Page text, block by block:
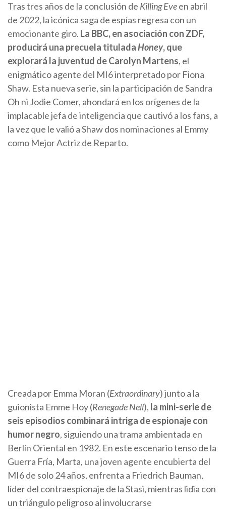
Tras tres años de la conclusión de Killing Eveen abril
de 2022, la icónica saga de espías regresa con un
emocionante giro. La BBC, en asociación con ZDF,
producirá una precuela tituladaHoney, que
explorará la juventud de Carolyn Martens, el
enigmático agente del MI6 interpretado por Fiona
Shaw. Esta nueva serie, sin la participación de Sandra
Oh ni Jodie Comer, ahondará en los orígenes de la
implacable jefa de inteligencia que cautivó a los fans, a
la vez que le valió a Shaw dos nominaciones al Emmy
como Mejor Actriz de Reparto.
Creada por Emma Moran (Extraordinary) junto a la
guionista Emme Hoy (Renegade Nell), la mini-serie de
seis episodios combinará intriga de espionaje con
humor negro, siguiendo una trama ambientada en
Berlín Oriental en 1982. En este escenario tenso de la
Guerra Fría, Marta, una joven agente encubierta del
MI6 de solo 24 años, enfrenta a Friedrich Bauman,
líder del contraespionaje de la Stasi, mientras lidia con
un triángulo peligroso al involucrarse